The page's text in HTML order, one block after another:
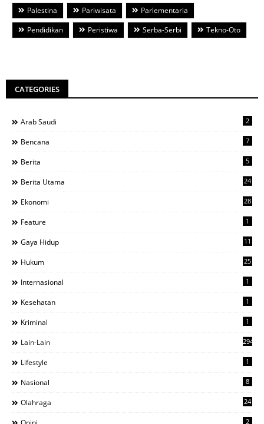
Palestina
Pariwisata
Parlementaria
Pendidikan
Peristiwa Serba-Serbi Tekno-Oto
CATEGORIES
Arab Saudi 2
Bencana 7
Berita 5
Berita Utama 24
Ekonomi 28
Feature 1
Gaya Hidup 11
Hukum 25
Internasional 1
Kesehatan 1
Kriminal 1
Lain-Lain 294
Lifestyle 1
Nasional 8
Olahraga 24
2